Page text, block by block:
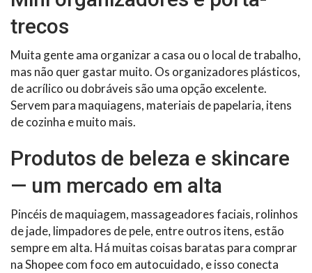
trecos
Muita gente ama organizar a casa ou o local de trabalho,
mas não quer gastar muito. Os organizadores plásticos,
de acrílico ou dobráveis são uma opção excelente.
Servem para maquiagens, materiais de papelaria, itens
de cozinha e muito mais.
Produtos de beleza e skincare
— um mercado em alta
Pincéis de maquiagem, massageadores faciais, rolinhos
de jade, limpadores de pele, entre outros itens, estão
sempre em alta. Há muitas coisas baratas para comprar
na Shopee com foco em autocuidado, e isso conecta